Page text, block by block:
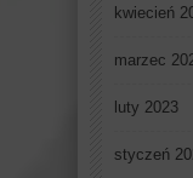
kwiecień
marzec
luty 2023
styczeń